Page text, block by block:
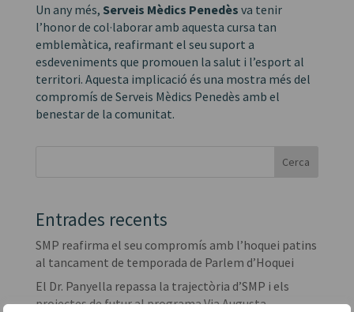
Un any més, Serveis Mèdics Penedès va tenir
l’honor de col·laborar amb aquesta cursa tan
emblemàtica, reafirmant el seu suport a
esdeveniments que promouen la salut i l’esport al
territori. Aquesta implicació és una mostra més del
compromís de Serveis Mèdics Penedès amb el
benestar de la comunitat.
Cerca
Entrades recents
SMP reafirma el seu compromís amb l’hoquei patins
al tancament de temporada de Parlem d’Hoquei
El Dr. Panyella repassa la trajectòria d’SMP i els
projectes de futur al programa Via Augusta